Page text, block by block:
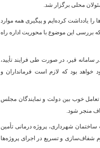
محلی برگزار شد.
یادداشت کرده‌ایم و پیگیری همه موارد
بررسی این موضوع با محوریت اداره راه
قیر، در صورت طی فرایند تأیید،
بود که لازم است فرمانداران و
خوب بین دولت و نمایندگان مجلس
منجر شود.
شهرداری، پروژه درمانی تأمین
شفاف‌سازی و تسریع در اجرای پروژه‌ها